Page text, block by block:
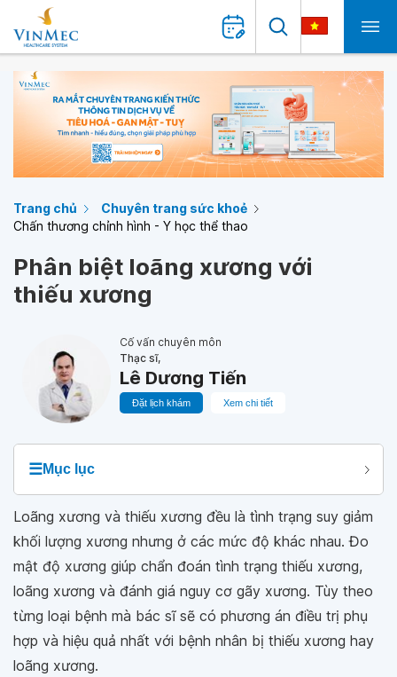
Trang chủ
Chuyên trang sức khoẻ
Chấn thương chỉnh hình - Y học thể thao
Phân biệt loãng xương với
thiếu xương
Cố vấn chuyên môn
Thạc sĩ,
Lê Dương Tiến
Đặt lịch khám Xem chi tiết
☰Mục lục
Loãng xương và thiếu xương đều là tình trạng suy giảm
khối lượng xương nhưng ở các mức độ khác nhau. Đo
mật độ xương giúp chẩn đoán tình trạng thiếu xương,
loãng xương và đánh giá nguy cơ gãy xương. Tùy theo
từng loại bệnh mà bác sĩ sẽ có phương án điều trị phụ
hợp và hiệu quả nhất với bệnh nhân bị thiếu xương hay
loãng xương.